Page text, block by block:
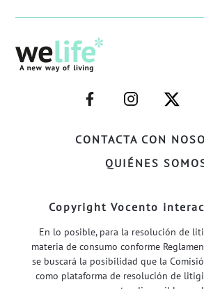
CONTACTA CON
QUIÉNES
–
FACEBOOK–
–
INSTAGRAM–
–
Copyright Vocento
En lo posible, para la resolución de
materia de consumo conforme
se buscará la posibilidad que la
como plataforma de resolución de